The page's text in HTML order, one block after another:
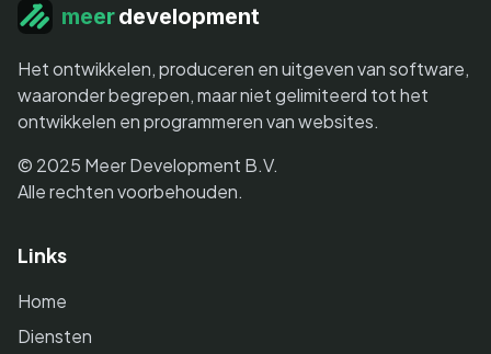
meerdevelopment
Het ontwikkelen, produceren en uitgeven van software,
waaronder begrepen, maar niet gelimiteerd tot het
ontwikkelen en programmeren van websites.
© 2025 Meer Development B.V.
Alle rechten voorbehouden.
Links
Home
Diensten